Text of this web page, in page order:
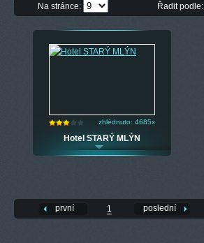
Na stránce: Řadit podle:
zhlédnuto: 4685x
Hotel STARÝ MLÝN
první 1 poslední